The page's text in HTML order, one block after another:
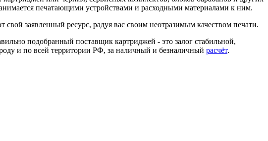
печатающими устройствами и расходными материалами к ним.
заявленный ресурс, радуя вас своим неотразимым качеством печати.
подобранный поставщик картриджей - это залог стабильной,
и по всей территории РФ, за наличный и безналичный расчёт.